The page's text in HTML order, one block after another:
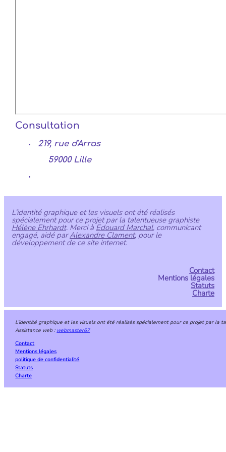
Consultation
219, rue d'Arras
59000 Lille
L’identité graphique et les visuels ont été réalisés
spécialement pour ce projet par la talentueuse graphiste
Hélène Ehrhardt. Merci à Edouard Marchal, communicant
engagé, aidé parAlexandre Clament, pour le
développement de ce site internet.
Contact
Mentions légales
Statuts
Charte
L’identité graphique et les visuels ont été réalisés spécialement pour ce projet par la
Assistance web : webmaster67
Contact
Mentions légales
politique de confidentialité
Statuts
Charte